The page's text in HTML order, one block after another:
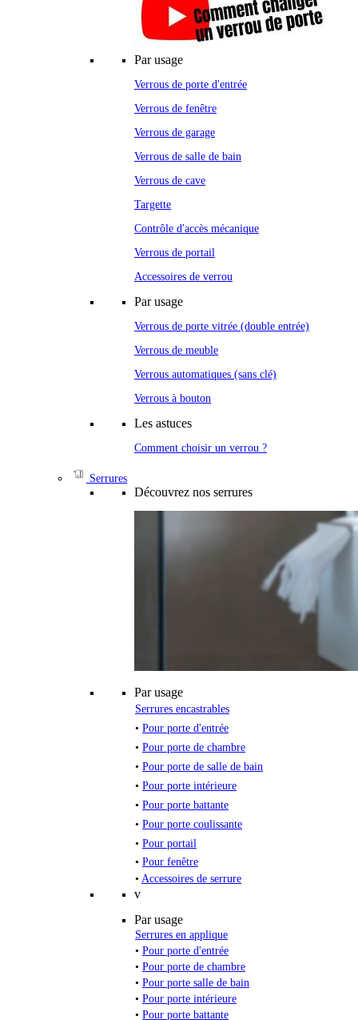
Par usage
Verrous de porte d'entrée
Verrous de fenêtre
Verrous de garage
Verrous de salle de bain
Verrous de cave
Targette
Contrôle d'accès mécanique
Verrous de portail
Accessoires de verrou
Par usage
Verrous de porte vitrée (double entrée)
Verrous de meuble
Verrous automatiques (sans clé)
Verrous à bouton
Les astuces
Comment choisir un verrou ?
Serrures
Découvrez nos serrures
Par usage
Serrures encastrables
• Pour porte d'entrée
• Pour porte de chambre
• Pour porte de salle de bain
• Pour porte intérieure
• Pour porte battante
• Pour porte coulissante
• Pour portail
• Pour fenêtre
• Accessoires de serrure
v
Par usage
Serrures en applique
• Pour porte d'entrée
• Pour porte de chambre
• Pour porte salle de bain
• Pour porte intérieure
• Pour porte battante